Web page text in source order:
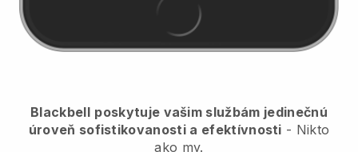
Blackbell poskytuje vašim službám jedinečnú
úroveň sofistikovanosti a efektívnosti - Nikto
ako my.